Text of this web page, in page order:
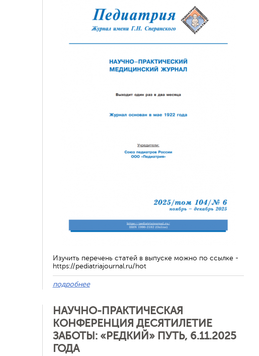
Изучить перечень статей в выпуске можно по ссылке -
https://pediatriajournal.ru/hot
подробнее
НАУЧНО-ПРАКТИЧЕСКАЯ
КОНФЕРЕНЦИЯ ДЕСЯТИЛЕТИЕ
ЗАБОТЫ: «РЕДКИЙ» ПУТЬ, 6.11.2025
ГОДА